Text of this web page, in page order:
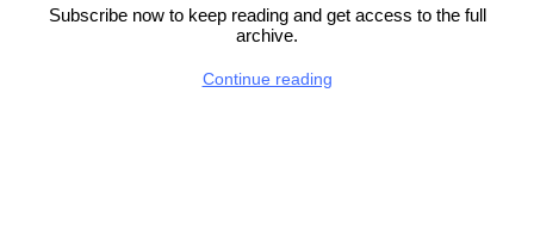
Subscribe now to keep reading and get access to the full
archive.
Continue reading